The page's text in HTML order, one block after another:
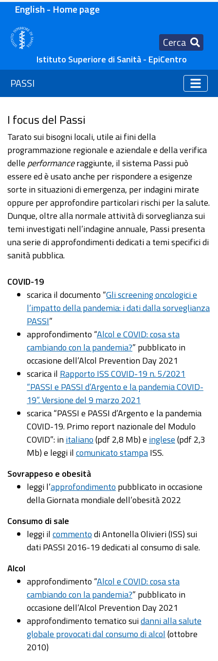
English - Home page
Cerca
Istituto Superiore di Sanità - EpiCentro
PASSI
I focus del Passi
Tarato sui bisogni locali, utile ai fini della
programmazione regionale e aziendale e della verifica
delle performanceraggiunte, il sistema Passi può
essere ed è usato anche per rispondere a esigenze
sorte in situazioni di emergenza, per indagini mirate
oppure per approfondire particolari rischi per la salute.
Dunque, oltre alla normale attività di sorveglianza sui
temi investigati nell’indagine annuale, Passi presenta
una serie di approfondimenti dedicati a temi specifici di
sanità pubblica.
COVID-19
scarica il documento “Gli screening oncologici e
l’impatto della pandemia: i dati dalla sorveglianza
PASSI”
approfondimento “Alcol e COVID: cosa sta
cambiando con la pandemia?” pubblicato in
occasione dell’Alcol Prevention Day 2021
scarica il Rapporto ISS COVID-19 n. 5/2021
“PASSI e PASSI d’Argento e la pandemia COVID-
19”. Versione del 9 marzo 2021
scarica “PASSI e PASSI d’Argento e la pandemia
COVID-19. Primo report nazionale del Modulo
COVID”: initaliano(pdf 2,8 Mb) e inglese(pdf 2,3
Mb) e leggi ilcomunicato stampaISS.
Sovrappeso e obesità
leggi l’approfondimento pubblicato in occasione
della Giornata mondiale dell’obesità 2022
Consumo di sale
leggi ilcommentodi Antonella Olivieri (ISS) sui
dati PASSI 2016-19 dedicati al consumo di sale.
Alcol
approfondimento “Alcol e COVID: cosa sta
cambiando con la pandemia?” pubblicato in
occasione dell’Alcol Prevention Day 2021
approfondimento tematico suidanni alla salute
globale provocati dal consumo di alcol(ottobre
2010)